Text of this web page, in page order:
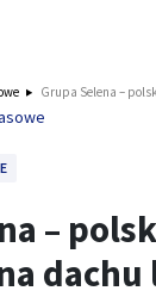
Grupa Selena –
–